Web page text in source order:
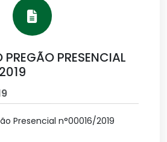
PREGÃO PRESENCIAL
Presencial n°00016/2019